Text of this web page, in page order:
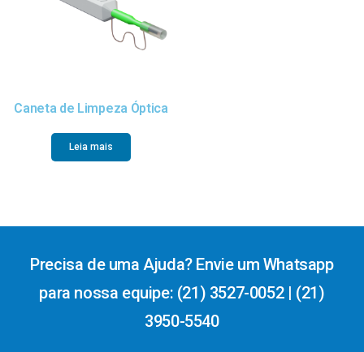
Caneta de Limpeza Óptica
Leia mais
Precisa de uma Ajuda? Envie um Whatsapp
para nossa equipe: (21) 3527-0052 | (21)
3950-5540